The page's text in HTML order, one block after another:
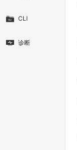
CLI
诊断